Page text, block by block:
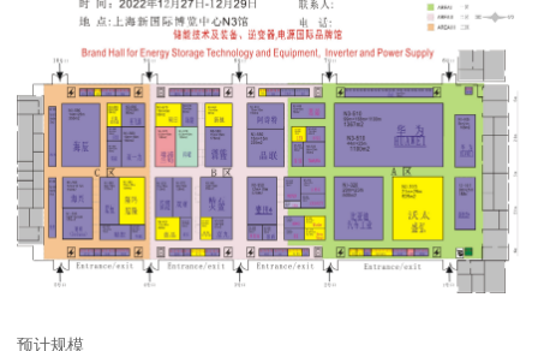
预计规模